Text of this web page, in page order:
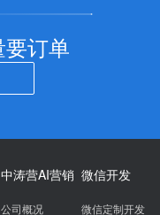
订单
中涛营AI营销
公司概况
微信开发
微信定制开发